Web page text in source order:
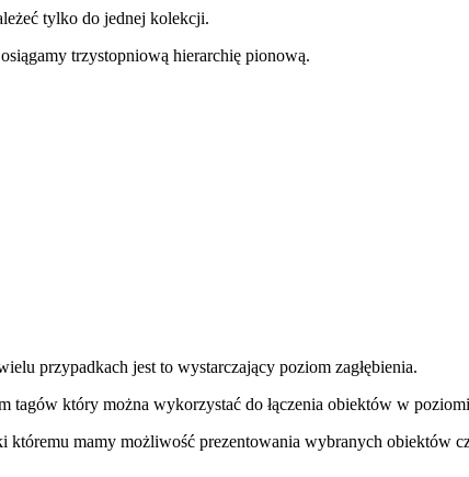
tylko do jednej kolekcji.
trzystopniową hierarchię pionową.
przypadkach jest to wystarczający poziom zagłębienia.
tagów który można wykorzystać do łączenia obiektów w
któremu mamy możliwość prezentowania wybranych